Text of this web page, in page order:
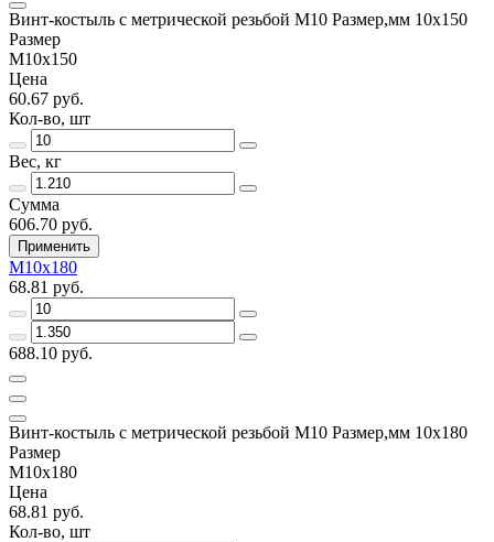
Винт-костыль с метрической резьбой М10 Размер,мм 10х150
Размер
М10х150
Цена
60.67 руб.
Кол-во, шт
Вес, кг
Сумма
606.70 руб.
Применить
М10х180
68.81 руб.
688.10 руб.
Винт-костыль с метрической резьбой М10 Размер,мм 10х180
Размер
М10х180
Цена
68.81 руб.
Кол-во, шт